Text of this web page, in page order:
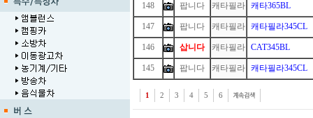
148 팝니다 캐타필라 캐타365BL
147 팝니다 캐타필라 캐타필라345CL
146 삽니다 캐타필라 CAT345BL
145 팝니다 캐타필라 캐타필라345CL
1 2 3 4 5 6